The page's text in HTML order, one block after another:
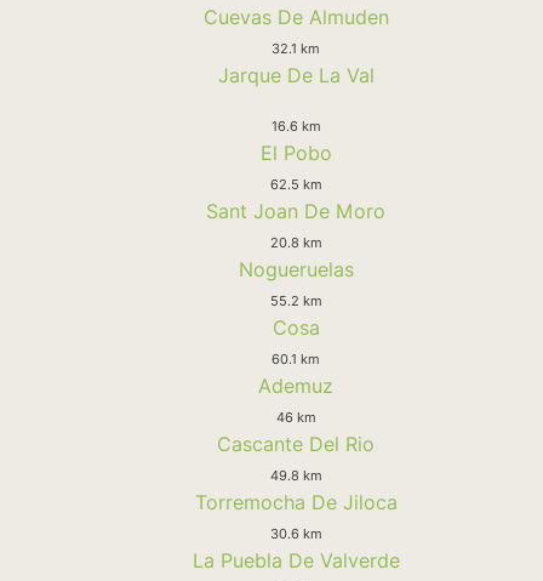
Cuevas De Almuden
32.1 km
Jarque De La Val
16.6 km
El Pobo
62.5 km
Sant Joan De Moro
20.8 km
Nogueruelas
55.2 km
Cosa
60.1 km
Ademuz
46 km
Cascante Del Rio
49.8 km
Torremocha De Jiloca
30.6 km
La Puebla De Valverde